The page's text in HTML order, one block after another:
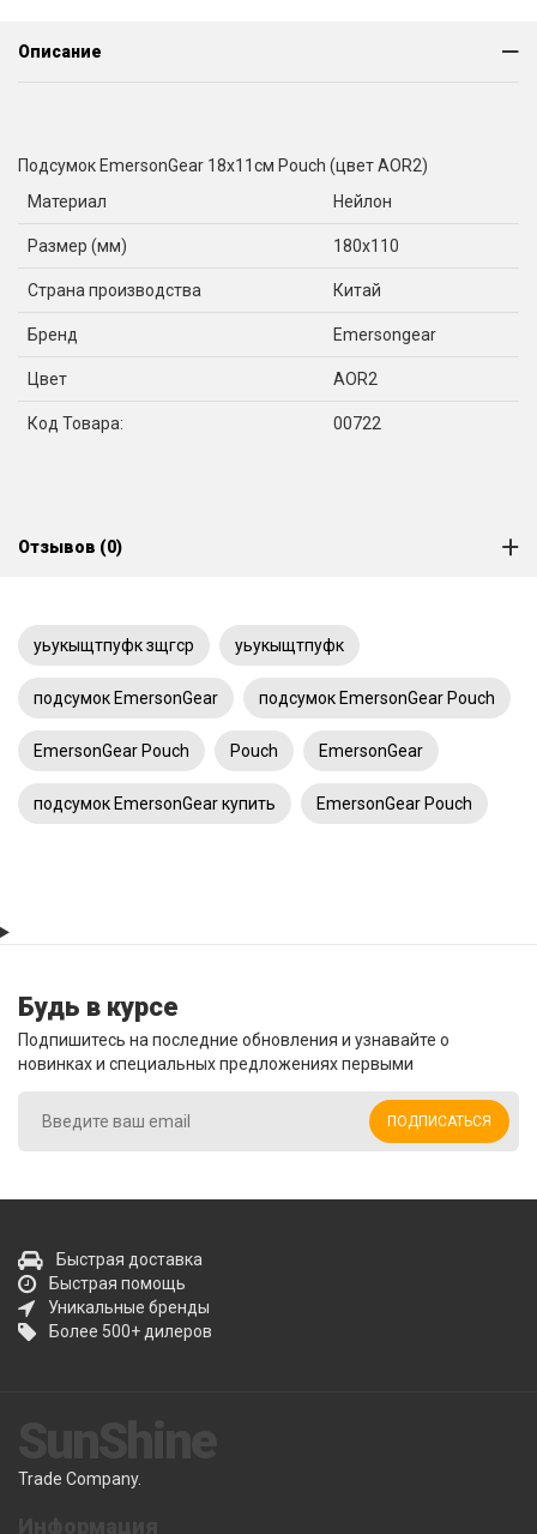
Описание
Подсумок EmersonGear 18x11см Pouch (цвет AOR2)
Материал
Нейлон
Размер (мм) 180x110
Страна производства Китай
Бренд Emersongear
Цвет AOR2
Код Товара: 00722
Отзывов (0)
уьукыщтпуфк зщгср уьукыщтпуфк
подсумок EmersonGear подсумок EmersonGear Pouch
EmersonGear Pouch Pouch EmersonGear
подсумок EmersonGear купить EmersonGear Pouch
Будь в курсе
Подпишитесь на последние обновления и узнавайте о
новинках и специальных предложениях первыми
ПОДПИСАТЬСЯ
Быстрая доставка
Быстрая помощь
Уникальные бренды
Более 500+ дилеров
Trade Company.